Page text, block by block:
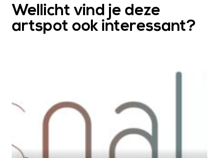
Wellicht vind je deze
artspot ook interessant?